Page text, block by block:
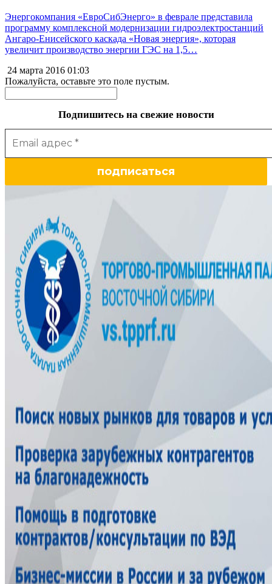
Энергокомпания «ЕвроСибЭнерго» в феврале представила
программу комплексной модернизации гидроэлектростанций
Ангаро-Енисейского каскада «Новая энергия», которая
увеличит производство энергии ГЭС на 1,5…
24 марта 2016 01:03
Пожалуйста, оставьте это поле пустым.
Подпишитесь на свежие новости